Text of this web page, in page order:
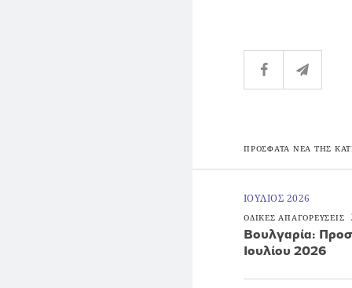
ΠΡΟΣΦΑΤΑ ΝΕΑ ΤΗΣ
ΙΟΥΛΙΟΣ 2026
ΟΔΙΚΕΣ ΑΠΑΓΟΡΕΥΣΕΙΣ
Βουλγαρία:
Ιουλίου 2026